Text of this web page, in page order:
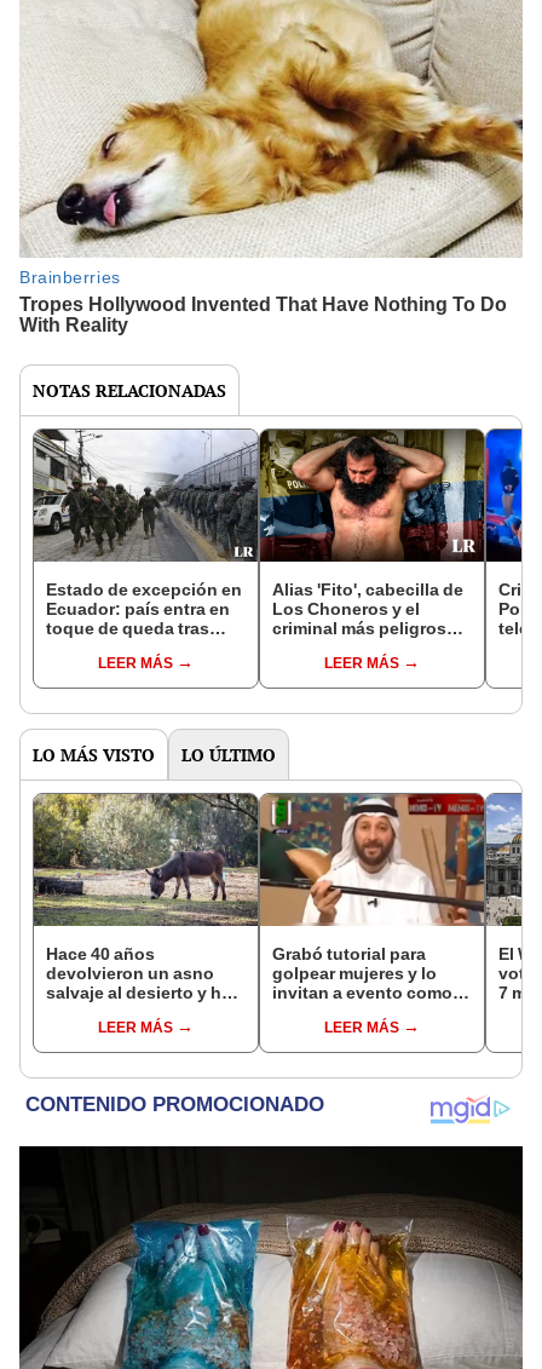
NOTAS RELACIONADAS
Estado de excepción en
Ecuador: país entra en
toque de queda tras
NoboaLEER MÁS
Alias 'Fito', cabecilla de
Los Choneros y el
criminal más peligroso
LEER MÁS
LO MÁS VISTO LO ÚLTIMO
Hace 40 años
devolvieron un asno
salvaje al desierto y hoy
reforestar el ecosistema
de forma natural
LEER MÁS
Grabó tutorial para
golpear mujeres y lo
invitan a evento como
[VIDEO]LEER MÁS
El
7